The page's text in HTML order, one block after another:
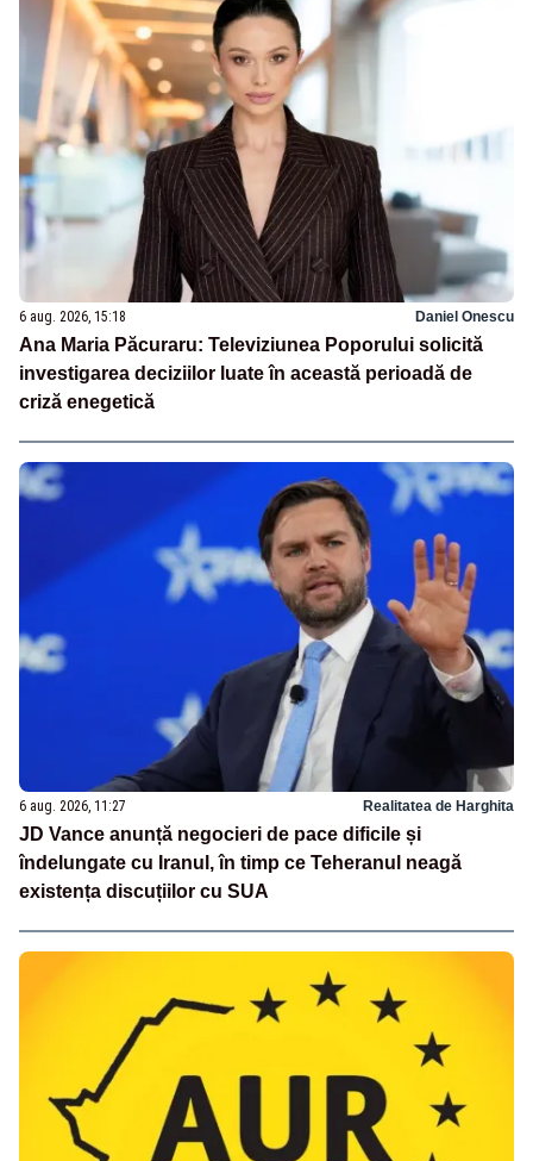
6 aug. 2026, 15:18 Daniel Onescu
Ana Maria Păcuraru: Televiziunea Poporului solicită
investigarea deciziilor luate în această perioadă de
criză enegetică
6 aug. 2026, 11:27 Realitatea de Harghita
JD Vance anunță negocieri de pace dificile și
îndelungate cu Iranul, în timp ce Teheranul neagă
existența discuțiilor cu SUA